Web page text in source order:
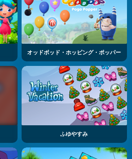
オッドボッド・ホッピング・ポッパー
ふゆやすみ